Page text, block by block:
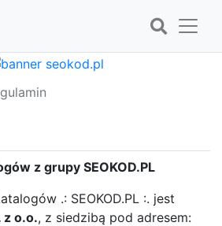
z grupy SEOKOD.PL
.: SEOKOD.PL :. jest
z o.o., z siedzibą pod adresem: